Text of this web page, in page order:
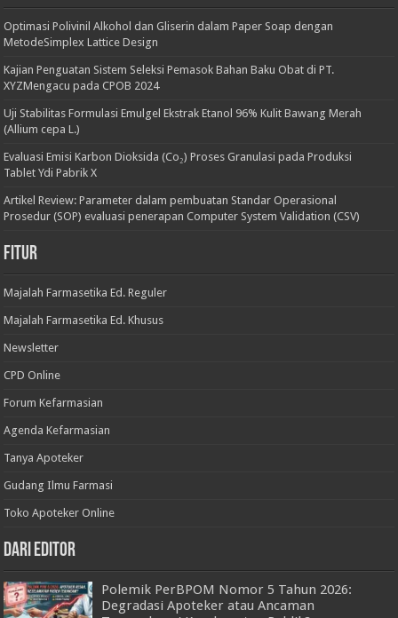
Optimasi Polivinil Alkohol dan Gliserin dalam Paper Soap dengan
MetodeSimplex Lattice Design
Kajian Penguatan Sistem Seleksi Pemasok Bahan Baku Obat di PT.
XYZMengacu pada CPOB 2024
Uji Stabilitas Formulasi Emulgel Ekstrak Etanol 96% Kulit Bawang Merah
(Allium cepa L.)
Evaluasi Emisi Karbon Dioksida (Co₂) Proses Granulasi pada Produksi
Tablet Ydi Pabrik X
Artikel Review: Parameter dalam pembuatan Standar Operasional
Prosedur (SOP) evaluasi penerapan Computer System Validation (CSV)
Fitur
Majalah Farmasetika Ed. Reguler
Majalah Farmasetika Ed. Khusus
Newsletter
CPD Online
Forum Kefarmasian
Agenda Kefarmasian
Tanya Apoteker
Gudang Ilmu Farmasi
Toko Apoteker Online
Dari Editor
Polemik PerBPOM Nomor 5 Tahun 2026:
Degradasi Apoteker atau Ancaman